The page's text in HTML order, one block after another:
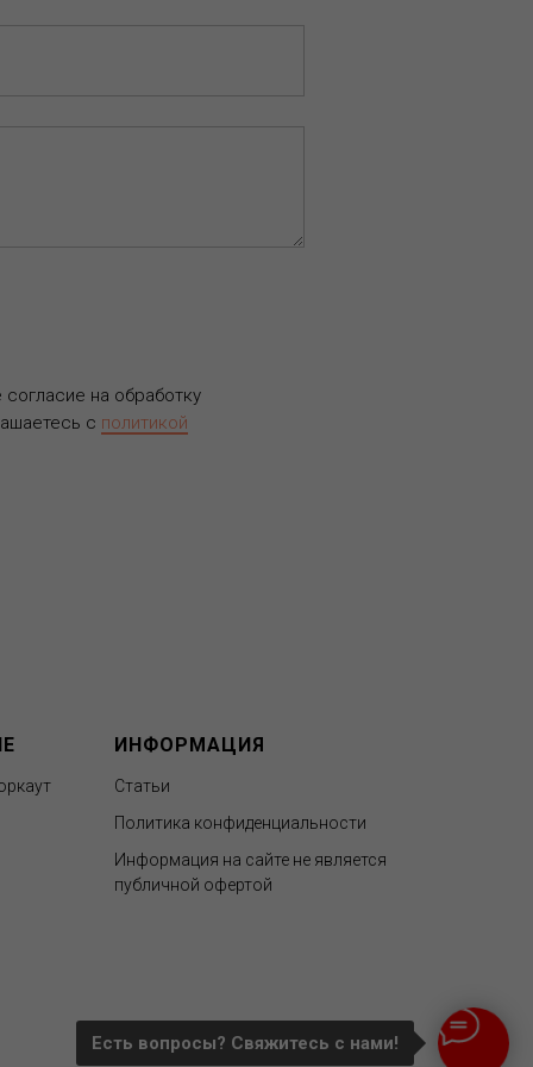
Есть вопросы? Свяжитесь c нами!
на обработку
c политикой
ИНФОРМАЦИЯ
Статьи
Политика конфиденциальности
Информация на сайте не является
публичной офертой